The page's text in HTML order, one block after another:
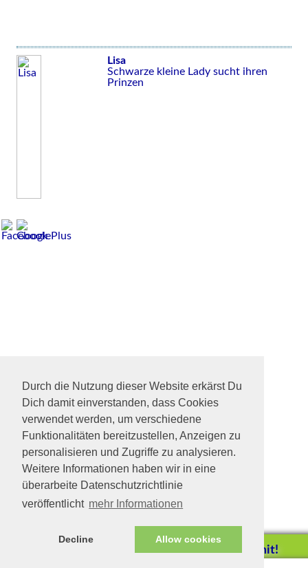
Durch die Nutzung dieser Website erkärst Du
Dich damit einverstanden, dass Cookies
verwendet werden, um verschiedene
Funktionalitäten bereitzustellen, Anzeigen zu
personalisieren und Zugriffe zu analysieren.
Weitere Informationen haben wir in eine
überarbeite Datenschutzrichtlinie
veröffentlicht mehr Informationen
Decline Allow cookies
Lisa
Schwarze kleine Lady sucht ihren
Prinzen
Helfen Sie mit!